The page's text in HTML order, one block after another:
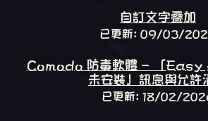
自訂文字疊加
已更新: 09/03/
Comodo 防毒軟體 - 「
未安裝」訊息與允許
已更新: 18/02/